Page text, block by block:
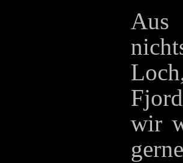
Aus
wir